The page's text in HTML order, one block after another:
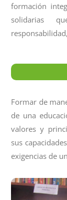
formación
solidarias
Formar de
de una
valores y
sus
exigencias de